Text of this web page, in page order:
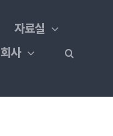
자료실
회사